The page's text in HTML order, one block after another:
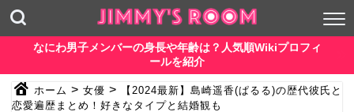
なにわ男子メンバーの身長や年齢は？人気順Wikiプロフィ
ールを紹介
ホーム > 女優 >
【2024最新】島崎遥香(ぱるる)の歴代彼氏と
恋愛遍歴まとめ！好きなタイプと結婚観も